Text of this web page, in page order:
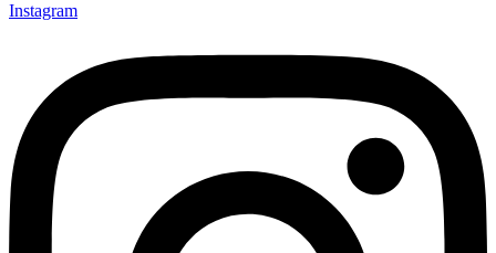
Instagram